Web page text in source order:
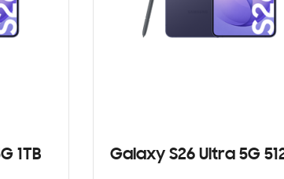
1TB Galaxy S26 Ultra 5G